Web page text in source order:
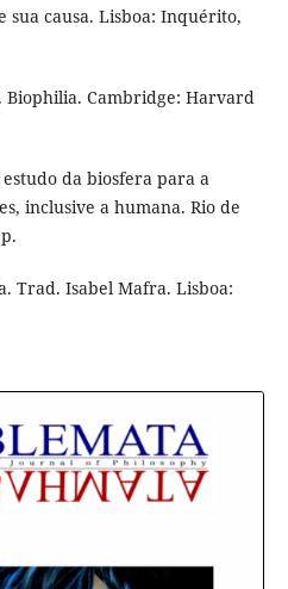
e sua causa. Lisboa: Inquérito,
Biophilia. Cambridge: Harvard
estudo da biosfera para a
inclusive a humana. Rio de
Trad. Isabel Mafra. Lisboa: